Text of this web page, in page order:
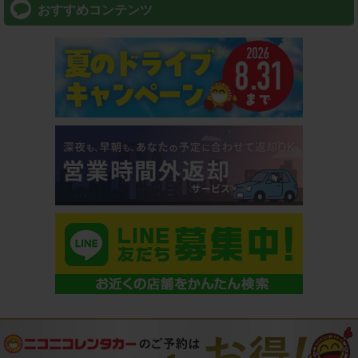
おすすめコンテンツ